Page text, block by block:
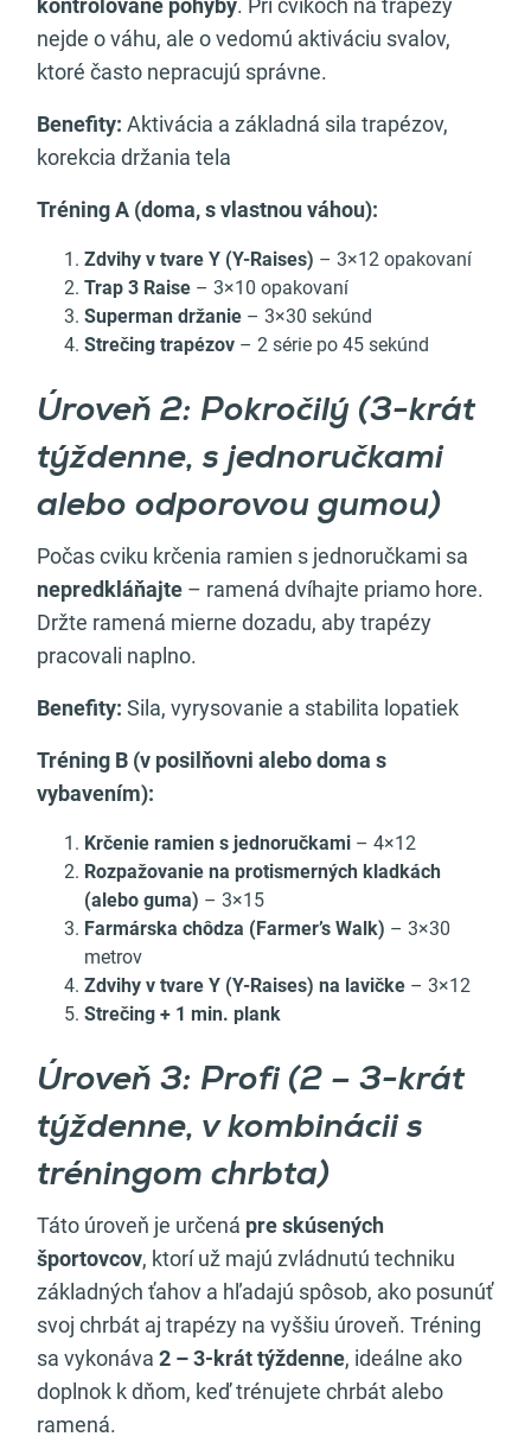
kontrolované pohyby. Pri cvikoch na trapézy
nejde o váhu, ale o vedomú aktiváciu svalov,
ktoré často nepracujú správne.
Benefity: Aktivácia a základná sila trapézov,
korekcia držania tela
Tréning A (doma, s vlastnou váhou):
Zdvihy v tvare Y (Y-Raises) – 3×12 opakovaní
Trap 3 Raise – 3×10 opakovaní
Superman držanie – 3×30 sekúnd
Strečing trapézov – 2 série po 45 sekúnd
Úroveň 2: Pokročilý (3-krát
týždenne, s jednoručkami
alebo odporovou gumou)
Počas cviku krčenia ramien s jednoručkami sa
nepredkláňajte – ramená dvíhajte priamo hore.
Držte ramená mierne dozadu, aby trapézy
pracovali naplno.
Benefity: Sila, vyrysovanie a stabilita lopatiek
Tréning B (v posilňovni alebo doma s
vybavením):
Krčenie ramien s jednoručkami – 4×12
Rozpažovanie na protismerných kladkách
(alebo guma) – 3×15
Farmárska chôdza (Farmer’s Walk) – 3×30
metrov
Zdvihy v tvare Y (Y-Raises) na lavičke – 3×12
Strečing + 1 min. plank
Úroveň 3: Profi (2 – 3-krát
týždenne, v kombinácii s
tréningom chrbta)
Táto úroveň je určená pre skúsených
športovcov, ktorí už majú zvládnutú techniku
základných ťahov a hľadajú spôsob, ako posunúť
svoj chrbát aj trapézy na vyššiu úroveň. Tréning
sa vykonáva 2 – 3-krát týždenne, ideálne ako
doplnok k dňom, keď trénujete chrbát alebo
ramená.